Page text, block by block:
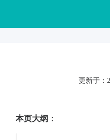
更新于：
本页大纲：